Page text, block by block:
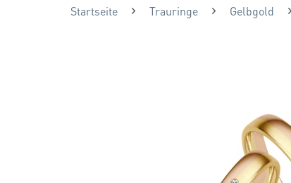
Startseite Trauringe Gelbgold